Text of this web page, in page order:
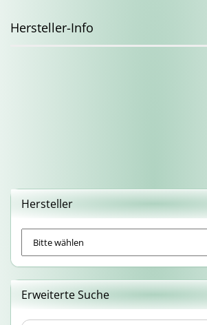
Hersteller-Info
Hersteller
Erweiterte Suche